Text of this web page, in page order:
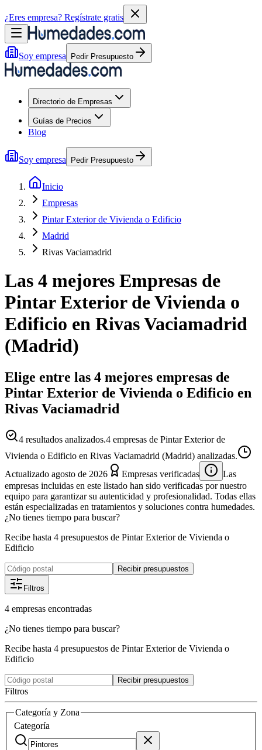
¿Eres empresa? Regístrate gratis
Soy empresa Pedir Presupuesto
Directorio de Empresas
Guías de Precios
Blog
Soy empresa Pedir Presupuesto
Inicio
Empresas
Pintar Exterior de Vivienda o Edificio
Madrid
Rivas Vaciamadrid
Las 4 mejores Empresas de
Pintar Exterior de Vivienda o
Edificio en Rivas Vaciamadrid
(Madrid)
Elige entre las 4 mejores empresas de
Pintar Exterior de Vivienda o Edificio en
Rivas Vaciamadrid
4 resultados analizados.4 empresas de Pintar Exterior de
Vivienda o Edificio en Rivas Vaciamadrid (Madrid) analizadas.
Actualizado agosto de 2026 Empresas verificadas
Las
empresas incluidas en este listado han sido verificadas por nuestro
equipo para garantizar su autenticidad y profesionalidad. Todas ellas
están especializadas en tratamientos y soluciones contra humedades.
¿No tienes tiempo para buscar?
Recibe hasta 4 presupuestos de Pintar Exterior de Vivienda o
Edificio
Recibir presupuestos
Filtros
4 empresas encontradas
¿No tienes tiempo para buscar?
Recibe hasta 4 presupuestos de Pintar Exterior de Vivienda o
Edificio
Recibir presupuestos
Filtros
Categoría y Zona
Categoría